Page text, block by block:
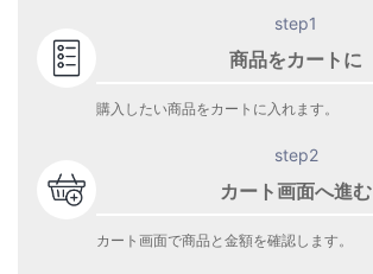
step1
商品をカートに
購入したい商品をカートに入れます。
step2
カート画面へ進む
カート画面で商品と金額を確認します。